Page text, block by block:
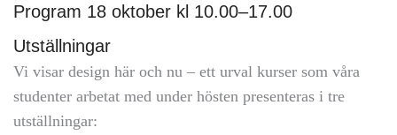
Program 18 oktober kl 10.00–17.00
Utställningar
Vi visar design här och nu – ett urval kurser som våra
studenter arbetat med under hösten presenteras i tre
utställningar: